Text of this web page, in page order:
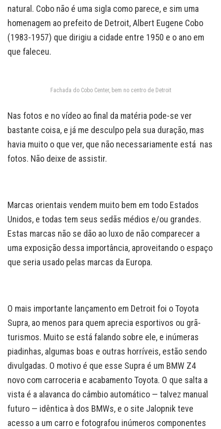
natural. Cobo não é uma sigla como parece, e sim uma
homenagem ao prefeito de Detroit, Albert Eugene Cobo
(1983-1957) que dirigiu a cidade entre 1950 e o ano em
que faleceu.
Fachada do Cobo Center, bem no centro de Detroit
Nas fotos e no vídeo ao final da matéria pode-se ver
bastante coisa, e já me desculpo pela sua duração, mas
havia muito o que ver, que não necessariamente está nas
fotos. Não deixe de assistir.
Marcas orientais vendem muito bem em todo Estados
Unidos, e todas tem seus sedãs médios e/ou grandes.
Estas marcas não se dão ao luxo de não comparecer a
uma exposição dessa importância, aproveitando o espaço
que seria usado pelas marcas da Europa.
O mais importante lançamento em Detroit foi o Toyota
Supra, ao menos para quem aprecia esportivos ou grã-
turismos. Muito se está falando sobre ele, e inúmeras
piadinhas, algumas boas e outras horríveis, estão sendo
divulgadas. O motivo é que esse Supra é um BMW Z4
novo com carroceria e acabamento Toyota. O que salta a
vista é a alavanca do câmbio automático — talvez manual
futuro — idêntica à dos BMWs, e o site Jalopnik teve
acesso a um carro e fotografou inúmeros componentes